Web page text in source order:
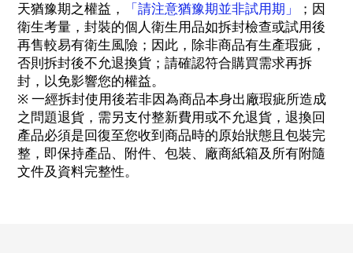
天猶豫期之權益，
「請注意猶豫期並非試用期」
；因
衛生考量，封裝的個人衛生用品如拆封檢查或試用後
再售較易有衛生風險；因此，除非商品有生產瑕疵，
否則拆封後不允退換貨；請確認符合購買需求再拆
封，以免影響您的權益。
※ 一經拆封使用後若非因為商品本身出廠瑕疵所造成
之問題退貨，需另支付整新費用或不允退貨，退換回
產品必須是回復至您收到商品時的原始狀態且包裝完
整，即保持產品、附件、包裝、廠商紙箱及所有附隨
文件及資料完整性。